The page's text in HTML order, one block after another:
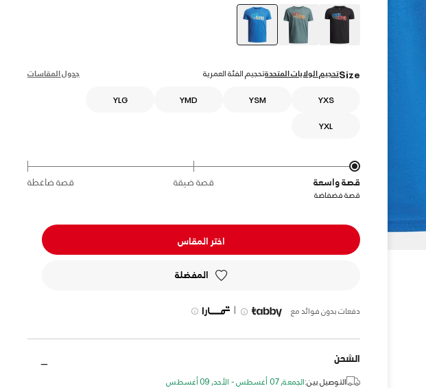
جدول المقاسات Sizeتحجيم الولايات المتحدةتحجيم الفئة العمرية
YXS
YSM
YMD
YLG
YXL
قصة واسعة قصة ضيقة قصة ضاغطة
قصة فضفاضة
اختر المقاس
المفضلة
دفعات بدون فوائد مع |
الشحن
التوصيل بين:الجمعة, 07 أغسطس - الأحد, 09 أغسطس